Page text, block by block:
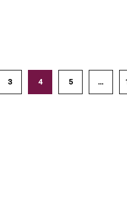
3 4 5 …